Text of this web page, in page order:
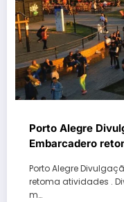
Porto Alegre
Embarcadero
Porto Alegre
retoma atividades .
m…